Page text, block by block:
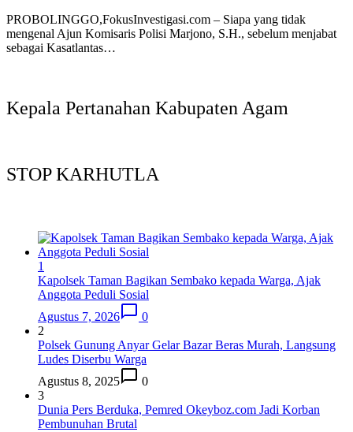
PROBOLINGGO,FokusInvestigasi.com – Siapa yang tidak
mengenal Ajun Komisaris Polisi Marjono, S.H., sebelum menjabat
sebagai Kasatlantas…
Kepala Pertanahan Kabupaten Agam
STOP KARHUTLA
1
Kapolsek Taman Bagikan Sembako kepada Warga, Ajak
Anggota Peduli Sosial
Agustus 7, 2026
0
2
Polsek Gunung Anyar Gelar Bazar Beras Murah, Langsung
Ludes Diserbu Warga
Agustus 8, 2025
0
3
Dunia Pers Berduka, Pemred Okeyboz.com Jadi Korban
Pembunuhan Brutal